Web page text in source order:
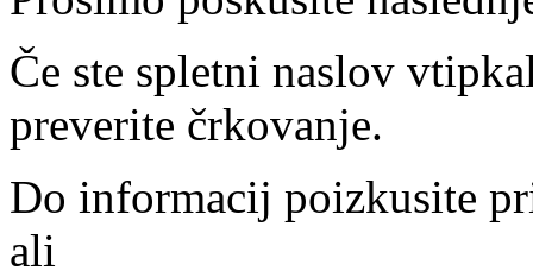
Če ste spletni naslov
preverite črkovanje.
Do informacij poizkusite
ali